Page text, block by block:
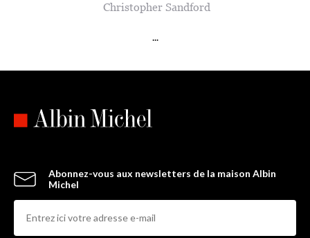
Christopher Sandford
...
Abonnez-vous aux newsletters de la maison Albin
Michel